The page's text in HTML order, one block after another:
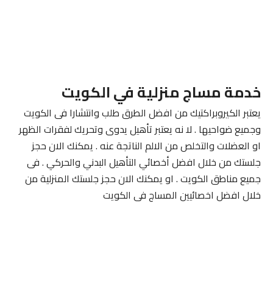
خدمة مساج منزلية في الكويت
يعتبر الكيروبراكتيك من افضل الطرق طلب وانتشارا فى الكويت
وجميع ضواحيها . لا نه يعتبر تأهيل يدوى وتحريك لفقرات الظهر
او العضلات والتخلص من الالم الناتجة عنه . يمكنك الان حجز
جلستك من خلال افضل أخصائي التأهيل البدني والحركي . فى
جميع مناطق الكويت . او يمكنك الان حجز جلستك المنزلية من
خلال افضل اخصائيين المساج فى الكويت